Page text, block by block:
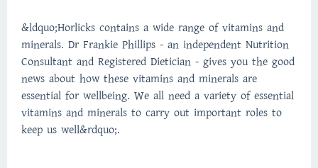
&ldquo;Horlicks contains a wide range of vitamins and
minerals. Dr Frankie Phillips - an independent Nutrition
Consultant and Registered Dietician - gives you the good
news about how these vitamins and minerals are
essential for wellbeing. We all need a variety of essential
vitamins and minerals to carry out important roles to
keep us well&rdquo;.